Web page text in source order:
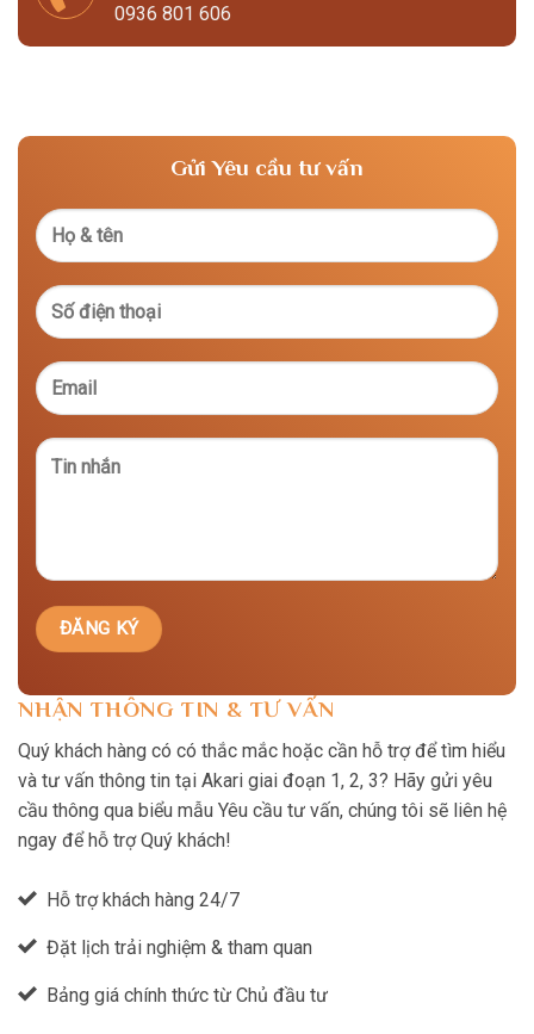
0936 801 606
Gửi Yêu cầu tư vấn
NHẬN THÔNG TIN & TƯ VẤN
Quý khách hàng có có thắc mắc hoặc cần hỗ trợ để tìm hiểu
và tư vấn thông tin tại Akari giai đoạn 1, 2, 3? Hãy gửi yêu
cầu thông qua biểu mẫu Yêu cầu tư vấn, chúng tôi sẽ liên hệ
ngay để hỗ trợ Quý khách!
Hỗ trợ khách hàng 24/7
Đặt lịch trải nghiệm & tham quan
Bảng giá chính thức từ Chủ đầu tư